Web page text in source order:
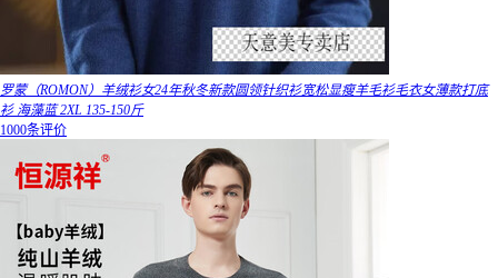
罗蒙（ROMON）羊绒衫女24年秋冬新款圆领针织衫宽松显瘦羊毛衫毛衣女薄款打底
衫 海藻蓝 2XL 135-150斤
1000条评价